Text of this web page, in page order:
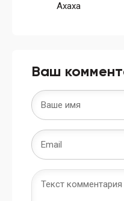
Ахаха
Ваш